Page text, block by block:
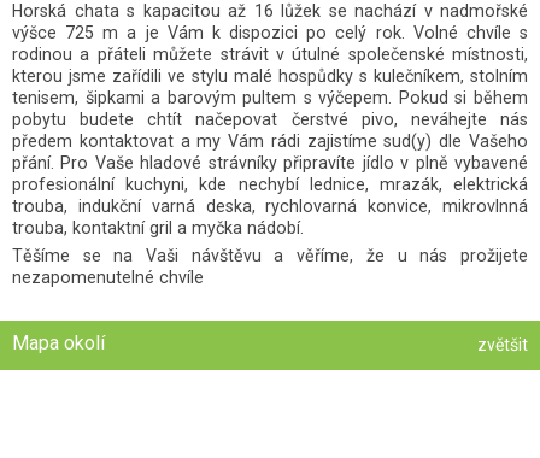
Horská chata s kapacitou až 16 lůžek se nachází v nadmořské
výšce 725 m a je Vám k dispozici po celý rok. Volné chvíle s
rodinou a přáteli můžete strávit v útulné společenské místnosti,
kterou jsme zařídili ve stylu malé hospůdky s kulečníkem, stolním
tenisem, šipkami a barovým pultem s výčepem. Pokud si během
pobytu budete chtít načepovat čerstvé pivo, neváhejte nás
předem kontaktovat a my Vám rádi zajistíme sud(y) dle Vašeho
přání. Pro Vaše hladové strávníky připravíte jídlo v plně vybavené
profesionální kuchyni, kde nechybí lednice, mrazák, elektrická
trouba, indukční varná deska, rychlovarná konvice, mikrovlnná
trouba, kontaktní gril a myčka nádobí.
Těšíme se na Vaši návštěvu a věříme, že u nás prožijete
nezapomenutelné chvíle
Mapa okolí zvětšit